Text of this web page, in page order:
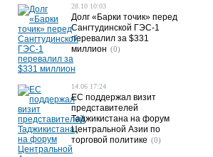
28.10 10:03
Долг «Барки точик» перед
Сангтудинской ГЭС-1
перевалил за $331
миллион (0)
14.06 17:24
ЕС поддержал визит
представителей
Таджикистана на форум
Центральной Азии по
торговой политике (0)